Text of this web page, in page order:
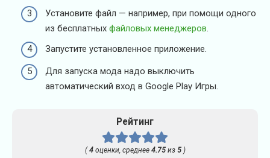
Установите файл — например, при помощи одного
из бесплатных файловых менеджеров.
Запустите установленное приложение.
Для запуска мода надо выключить
автоматический вход в Google Play Игры.
Рейтинг
( 4оценки, среднее 4.75из 5)